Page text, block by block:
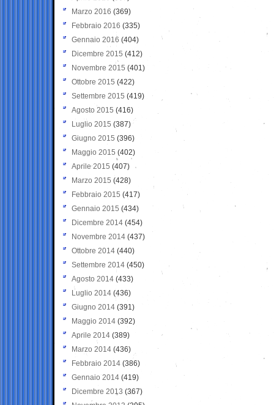
Marzo 2016 (369)
Febbraio 2016 (335)
Gennaio 2016 (404)
Dicembre 2015 (412)
Novembre 2015 (401)
Ottobre 2015 (422)
Settembre 2015 (419)
Agosto 2015 (416)
Luglio 2015 (387)
Giugno 2015 (396)
Maggio 2015 (402)
Aprile 2015 (407)
Marzo 2015 (428)
Febbraio 2015 (417)
Gennaio 2015 (434)
Dicembre 2014 (454)
Novembre 2014 (437)
Ottobre 2014 (440)
Settembre 2014 (450)
Agosto 2014 (433)
Luglio 2014 (436)
Giugno 2014 (391)
Maggio 2014 (392)
Aprile 2014 (389)
Marzo 2014 (436)
Febbraio 2014 (386)
Gennaio 2014 (419)
Dicembre 2013 (367)